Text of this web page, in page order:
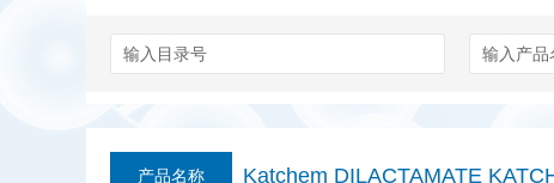
产品名称 Katchem DILACTAMATE